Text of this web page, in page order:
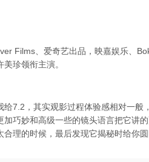
Films、爱奇艺出品，映嘉娱乐、
珍领衔主演。
给7.2，其实观影过程体验感相对一般
巧妙和高级一些的镜头语言把它讲
理的时候，最后发现它揭秘时给你圆